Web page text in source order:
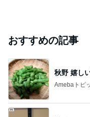
おすすめの記事
秋野 嬉し
Amebaトピ